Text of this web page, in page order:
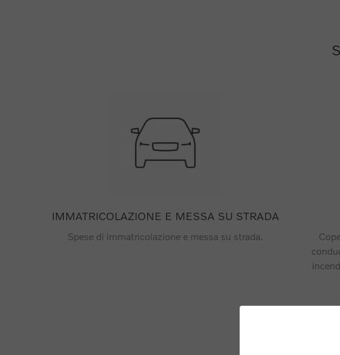
IMMATRICOLAZIONE E MESSA SU STRADA
Spese di immatricolazione e messa su strada.